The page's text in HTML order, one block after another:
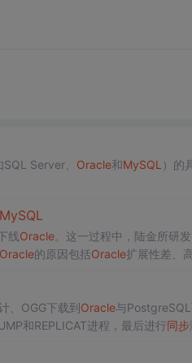
Server、 Oracle和MySQL ）的
MySQL
线Oracle。这一过程中，陆金所研
Oracle的原因包括Oracle扩展性差、
、OGG下载到Oracle与
和REPLICAT进程，最后进行同步